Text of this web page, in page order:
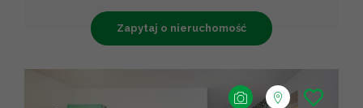
Zapytaj o nieruchomość